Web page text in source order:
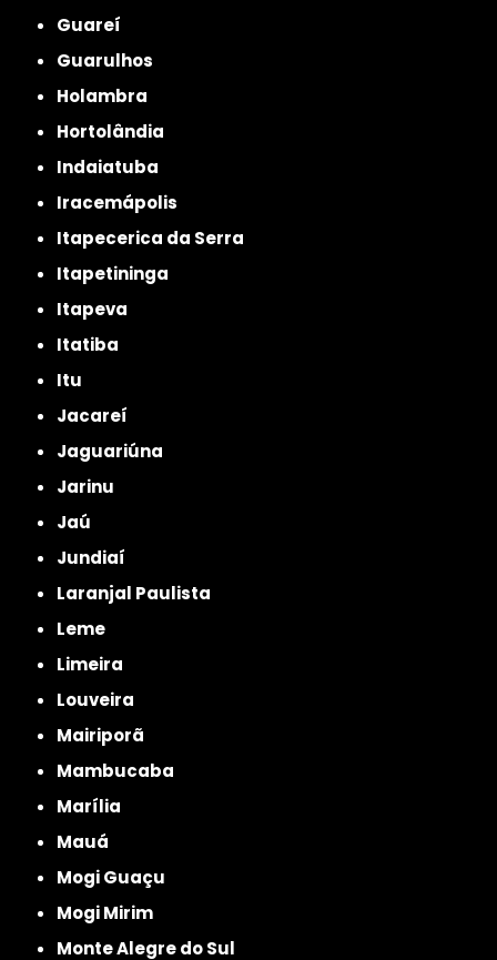
Guareí
Guarulhos
Holambra
Hortolândia
Indaiatuba
Iracemápolis
Itapecerica da Serra
Itapetininga
Itapeva
Itatiba
Itu
Jacareí
Jaguariúna
Jarinu
Jaú
Jundiaí
Laranjal Paulista
Leme
Limeira
Louveira
Mairiporã
Mambucaba
Marília
Mauá
Mogi Guaçu
Mogi Mirim
Monte Alegre do Sul